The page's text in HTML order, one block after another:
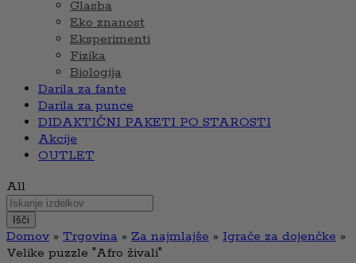
Glasba
Eko znanost
Eksperimenti
Fizika
Biologija
Darila za fante
Darila za punce
DIDAKTIČNI PAKETI PO STAROSTI
Akcije
OUTLET
All
Išči
Domov » Trgovina » Za najmlajše » Igrače za dojenčke »
Velike puzzle "Afro živali"